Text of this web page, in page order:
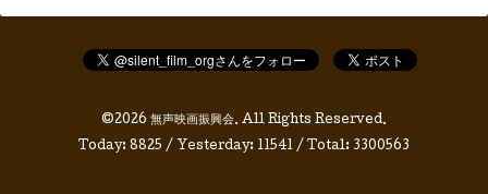
©2026 無声映画振興会. All Rights Reserved.
Today: 8825 / Yesterday: 11541 / Total: 3300563